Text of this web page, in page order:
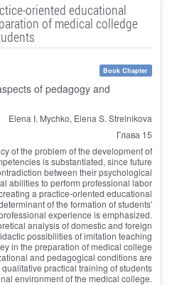
oriented educational
of medical colledge
Book Chapter
of pedagogy and
Elena I. Mychko, Elena S. Strelnikova
Глава 15
of the problem of the development of
is substantiated, since future
between their psychological
abilities to perform professional labor
a practice-oriented educational
of the formation of students'
experience is emphasized.
analysis of domestic and foreign
possibilities of imitation teaching
in the preparation of medical college
and pedagogical conditions are
practical training of students
environment of the medical college.